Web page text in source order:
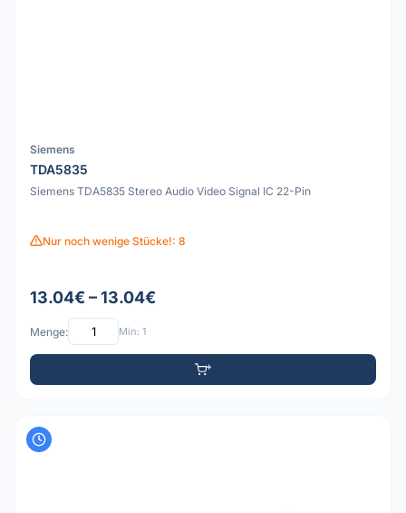
Siemens
TDA5835
Siemens TDA5835 Stereo Audio Video Signal IC 22-Pin
Nur noch wenige Stücke!: 8
13.04€ – 13.04€
Menge: Min: 1